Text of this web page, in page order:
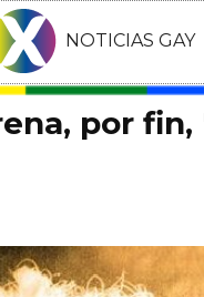
NOTICIAS GAY
por fin,